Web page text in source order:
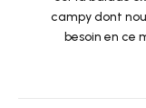
campy dont
besoin en ce